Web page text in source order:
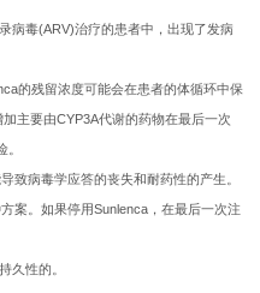
病毒(ARV)治疗的患者中，出现了发病
的残留浓度可能会在患者的体循环中保
主要由CYP3A代谢的药物在最后一次
。
致病毒学应答的丧失和耐药性的产生。
案。如果停用Sunlenca，在最后一次注
久性的。